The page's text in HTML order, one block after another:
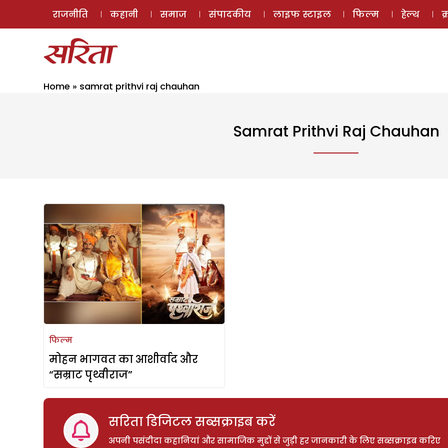
ई-मैगज़ीन
राजनीति कहानी समाज संपादकीय लाइफ स्टाइल फिल्म हेल्थ
Home » samrat prithvi raj chauhan
Samrat Prithvi Raj Chauhan
फिल्म
मोहन भागवत का आशीर्वाद और
“सम्राट पृथ्वीराज”
सरिता डिजिटल सब्सक्राइब करें
अपनी पसंदीदा कहानियां और सामाजिक मुद्दों से जुड़ी हर जानकारी के लिए सब्सक्राइब करिए